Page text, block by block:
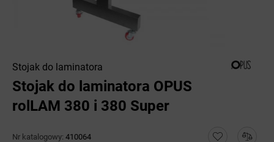
Stojak do laminatora
Stojak do laminatora OPUS
rolLAM 380 i 380 Super
Nr katalogowy: 410064